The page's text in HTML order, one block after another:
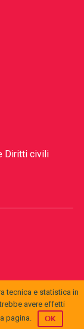
Diritti civili
© 2017 Open
tecnica e statistica in
avere effetti
pagina.
OK